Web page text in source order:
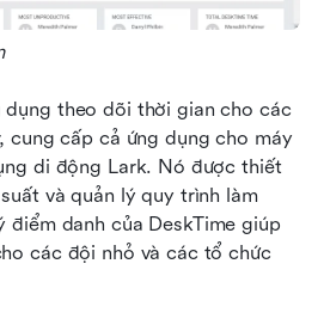
dụng theo dõi thời gian cho các
cung cấp cả ứng dụng cho máy
di động Lark. Nó được thiết
và quản lý quy trình làm
điểm danh của DeskTime giúp
các đội nhỏ và các tổ chức